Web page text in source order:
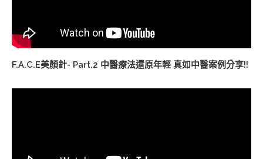
F.A.C.E美顏針- Part.2 中醫療法還原年輕 真如中醫案例分享!!